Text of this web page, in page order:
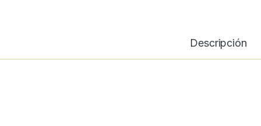
Descripción